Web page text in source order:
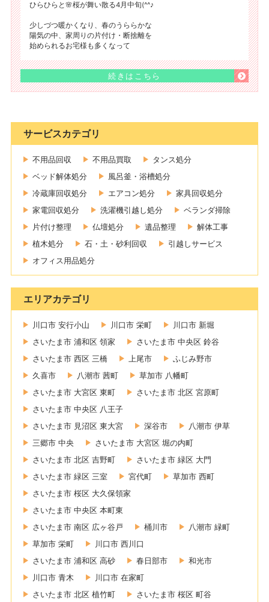
ひらひらと🌸桜が舞い散る4月中旬(^^♪
少しづつ暖かくなり、春のうららかな
陽気の中、家周りの片付け・断捨離を
始められるお宅様も多くなって
続きはこちら
サービスカテゴリ
不用品回収 不用品買取
タンス処分
ベッド解体処分
風呂釜・浴槽処分
冷蔵庫回収処分
エアコン処分
家具回収処分
家電回収処分
洗濯機引越し処分
ベランダ掃除
片付け整理
仏壇処分 遺品整理
解体工事
植木処分
石・土・砂利回収
引越しサービス
オフィス用品処分
エリアカテゴリ
川口市 安行小山 川口市 栄町
川口市 新堀
さいたま市 浦和区 領家
さいたま市 中央区 鈴谷
さいたま市 西区 三橋
上尾市
ふじみ野市
久喜市
八潮市 茜町
草加市 八幡町
さいたま市 大宮区 東町
さいたま市 北区 宮原町
さいたま市 中央区 八王子
さいたま市 見沼区 東大宮
深谷市
八潮市 伊草
三郷市 中央
さいたま市 大宮区 堀の内町
さいたま市 北区 吉野町
さいたま市 緑区 大門
さいたま市 緑区 三室
宮代町
草加市 西町
さいたま市 桜区 大久保領家
さいたま市 中央区 本町東
さいたま市 南区 広ヶ谷戸
桶川市
八潮市 緑町
草加市 栄町
川口市 西川口
さいたま市 浦和区 高砂
春日部市
和光市
川口市 青木
川口市 在家町
さいたま市 北区 植竹町
さいたま市 桜区 町谷